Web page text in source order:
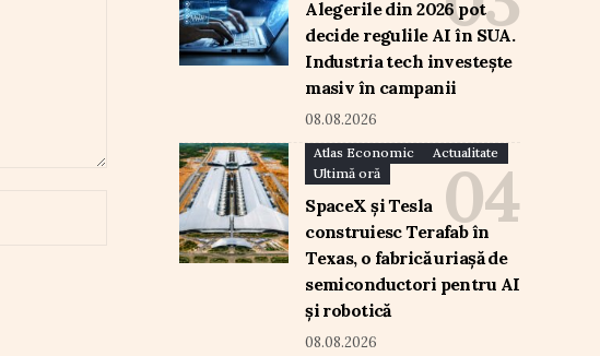
Alegerile din 2026 pot
decide regulile AI în SUA.
Industria tech investește
masiv în campanii
08.08.2026
Atlas Economic
Actualitate
Ultimă oră
SpaceX și Tesla
construiesc Terafab în
Texas, o fabrică uriașă de
semiconductori pentru AI
și robotică
08.08.2026